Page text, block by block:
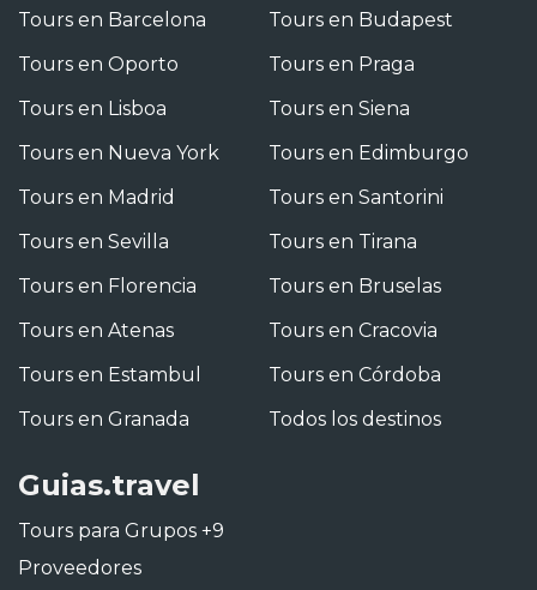
Tours en Barcelona
Tours en Oporto
Tours en Lisboa
Tours en Nueva York
Tours en Madrid
Tours en Sevilla
Tours en Florencia
Tours en Atenas
Tours en Estambul
Tours en Granada
Tours en Budapest
Tours en Praga
Tours en Siena
Tours en Edimburgo
Tours en Santorini
Tours en Tirana
Tours en Bruselas
Tours en Cracovia
Tours en Córdoba
Todos los destinos
Guias.travel
Tours para Grupos +9
Proveedores